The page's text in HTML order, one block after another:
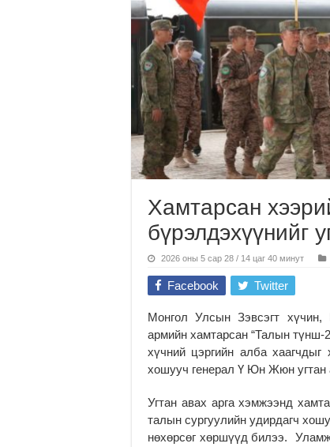
Хамтарсан
бүрэлдэхүүнийг
2026 оны 5 сар 28 / 14 цаг 40 минут
Facebook Twitter
Монгол Улсын Зэвсэгт
армийн хамтарсан “Талын түнш-
хүчний цэргийн алба
хошууч генерал Ү Юн Жюн угтан
Угтан авах арга хэмжээнд
талын сургуулийн удирдагч
нөхөрсөг хөршүүд билээ.